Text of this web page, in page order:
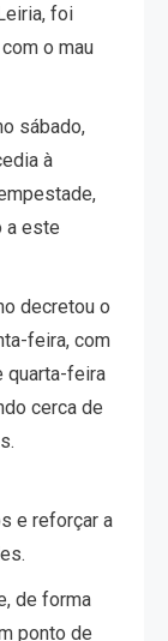
foi
o mau
sábado,
à
a este
decretou o
feira, com
quarta-feira
cerca de
e reforçar a
de forma
ponto de